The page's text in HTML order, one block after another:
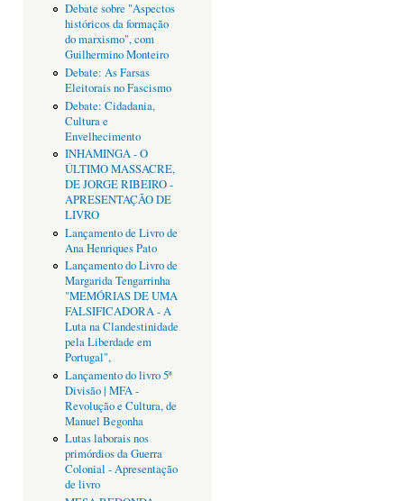
Debate sobre "Aspectos
históricos da formação
do marxismo", com
Guilhermino Monteiro
Debate: As Farsas
Eleitorais no Fascismo
Debate: Cidadania,
Cultura e
Envelhecimento
INHAMINGA - O
ÚLTIMO MASSACRE,
DE JORGE RIBEIRO -
APRESENTAÇÃO DE
LIVRO
Lançamento de Livro de
Ana Henriques Pato
Lançamento do Livro de
Margarida Tengarrinha
"MEMÓRIAS DE UMA
FALSIFICADORA - A
Luta na Clandestinidade
pela Liberdade em
Portugal",
Lançamento do livro 5ª
Divisão | MFA -
Revolução e Cultura, de
Manuel Begonha
Lutas laborais nos
primórdios da Guerra
Colonial - Apresentação
de livro